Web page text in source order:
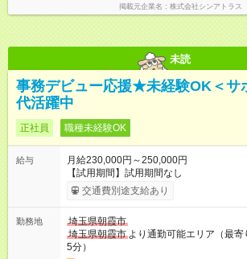
掲載元企業名 株式会社シンアトラス
未読
事務デビュー応援★未経験OK＜サ
代活躍中
正社員 職種未経験OK
給与
月給230,000円～250,000円
【試用期間】試用期間なし
交通費別途支給あり
勤務地
埼玉県朝霞市
埼玉県朝霞市 より通勤可能エリア（最
5分）